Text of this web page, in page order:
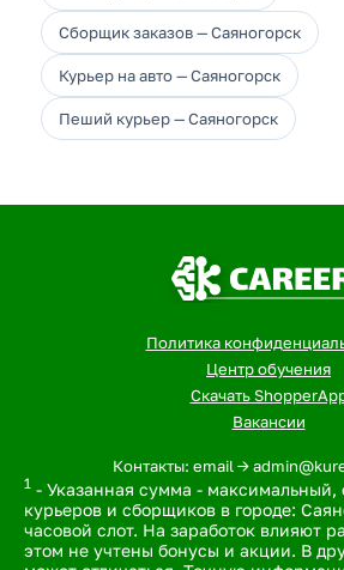
Сборщик заказов — Саяногорск
Курьер на авто — Саяногорск
Пеший курьер — Саяногорск
Политика
Центр обучения
Скачать
Вакансии
Контакты: email ->
1 - Указанная сумма -
курьеров и сборщиков в городе:
часовой слот. На заработок влияют
этом не учтены бонусы и акции. В